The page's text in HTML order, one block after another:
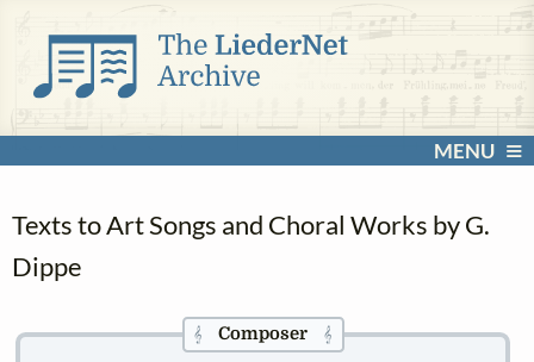
MENU
Texts to Art Songs and Choral Works by G.
Dippe
𝄞Composer 𝄞